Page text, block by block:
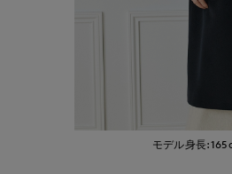
モデル身長